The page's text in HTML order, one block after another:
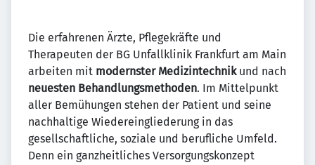
Die erfahrenen Ärzte, Pflegekräfte und
Therapeuten der BG Unfallklinik Frankfurt am Main
arbeiten mit modernster Medizintechnik und nach
neuesten Behandlungsmethoden. Im Mittelpunkt
aller Bemühungen stehen der Patient und seine
nachhaltige Wiedereingliederung in das
gesellschaftliche, soziale und berufliche Umfeld.
Denn ein ganzheitliches Versorgungskonzept